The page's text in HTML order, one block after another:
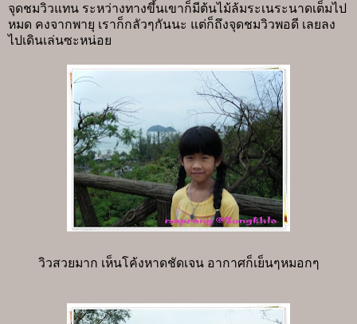
จุดชมวิวแทน ระหว่างทางขึ้นเขาก็มีต้นไม้ล้มระเนระนาดเต็มไป
หมด คงจากพายุ เราก็กลัวๆกันนะ แต่ก็ถึงจุดชมวิวพอดี เลยลง
ไปเดินเล่นซะหน่อย
วิวสวยมาก เห็นโค้งหาดชัดเจน อากาศก็เย็นๆหมอกๆ